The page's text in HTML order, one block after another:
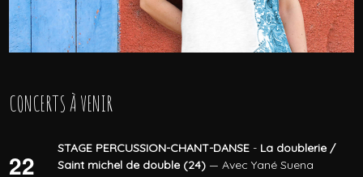
CONCERTS À VENIR
22
STAGE PERCUSSION-CHANT-DANSE - La doublerie /
Saint michel de double (24) — Avec Yané Suena